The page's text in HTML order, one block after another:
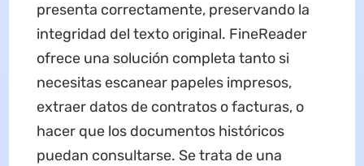
presenta correctamente, preservando la
integridad del texto original. FineReader
ofrece una solución completa tanto si
necesitas escanear papeles impresos,
extraer datos de contratos o facturas, o
hacer que los documentos históricos
puedan consultarse. Se trata de una